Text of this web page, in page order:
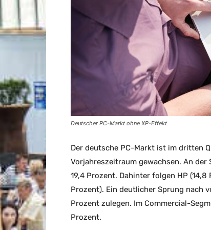
Deutscher PC-Markt ohne XP-Effekt
Der deutsche PC-Markt ist im dritten
Vorjahreszeitraum gewachsen. An
19,4 Prozent. Dahinter folgen HP
Prozent). Ein deutlicher Sprung nach
Prozent zulegen. Im Commercial-
Prozent.